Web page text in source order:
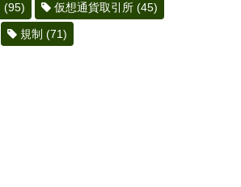
(95) 仮想通貨取引所 (45)
規制 (71)